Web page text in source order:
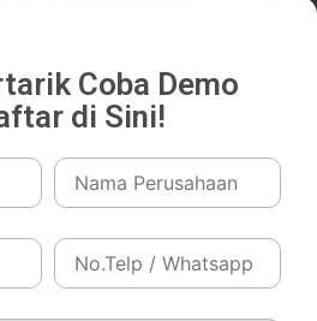
Coba Demo
di Sini!